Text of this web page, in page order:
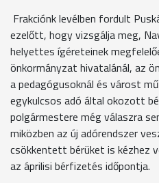
Frakciónk levélben fordult
ezelőtt, hogy vizsgálja meg,
helyettes ígéreteinek
önkormányzat hivatalánál, az
a pedagógusoknál és várost
egykulcsos adó által okozott
polgármestere még válaszra
miközben az új adórendszer
csökkentett bérüket is kézhez
az áprilisi bérfizetés időpontja.